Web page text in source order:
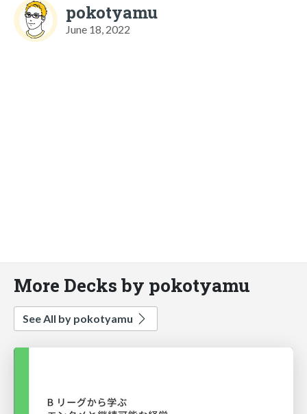
pokotyamu
June 18, 2022
More Decks by pokotyamu
See All by pokotyamu